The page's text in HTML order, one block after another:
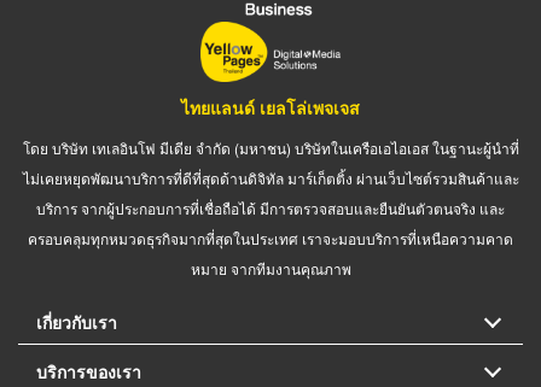
ไทยแลนด์ เยลโล่เพจเจส
โดย บริษัท เทเลอินโฟ มีเดีย จำกัด (มหาชน) บริษัทในเครือเอไอเอส ในฐานะผู้นำที่
ไม่เคยหยุดพัฒนาบริการที่ดีที่สุดด้านดิจิทัล มาร์เก็ตติ้ง ผ่านเว็บไซต์รวมสินค้าและ
บริการ จากผู้ประกอบการที่เชื่อถือได้ มีการตรวจสอบและยืนยันตัวตนจริง และ
ครอบคลุมทุกหมวดธุรกิจมากที่สุดในประเทศ เราจะมอบบริการที่เหนือความคาด
หมาย จากทีมงานคุณภาพ
เกี่ยวกับเรา
บริการของเรา